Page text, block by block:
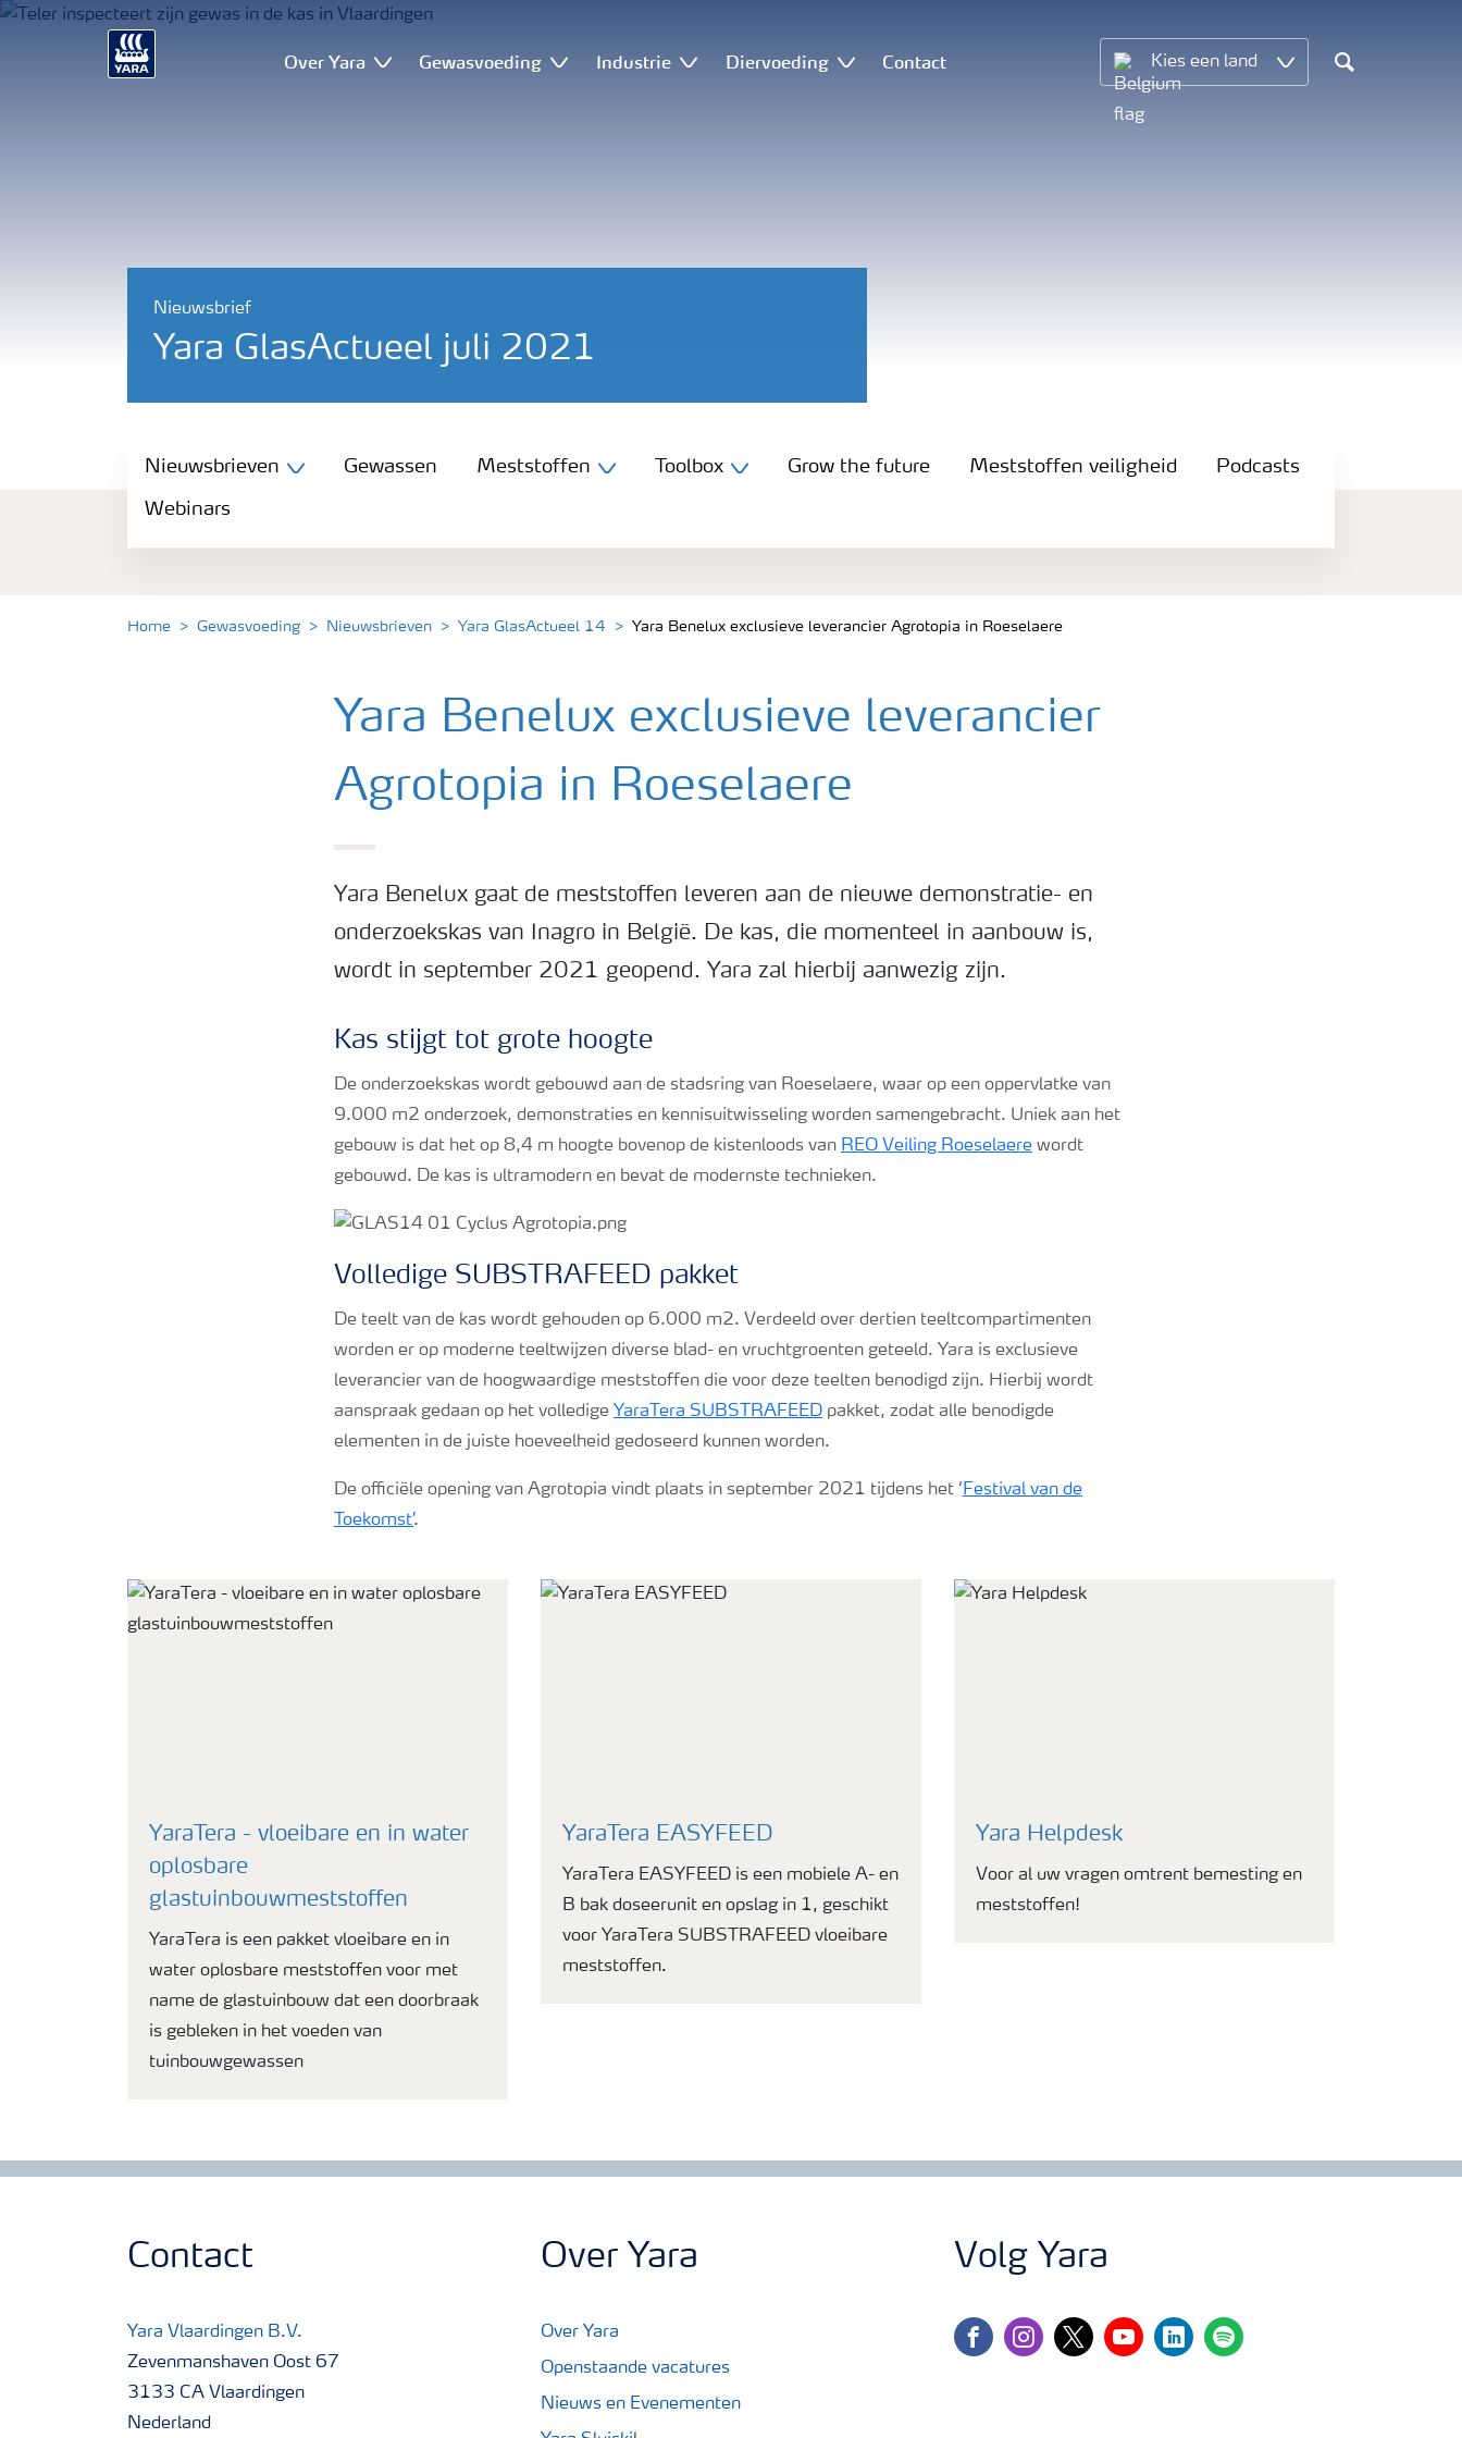
Over Yara Gewasvoeding Industrie Diervoeding Contact Kies een land
Search
Nieuwsbrief
Yara GlasActueel juli 2021
Gewassen
Nieuwsbrieven Gewassen Meststoffen Toolbox Grow the future Meststoffen veiligheid Podcasts
Webinars
Home Gewasvoeding Nieuwsbrieven Yara GlasActueel 14 Yara Benelux exclusieve leverancier Agrotopia in Roeselaere
Yara Benelux exclusieve leverancier
Agrotopia in Roeselaere
Yara Benelux gaat de meststoffen leveren aan de nieuwe demonstratie- en
onderzoekskas van Inagro in België. De kas, die momenteel in aanbouw is,
wordt in september 2021 geopend. Yara zal hierbij aanwezig zijn.
Kas stijgt tot grote hoogte
De onderzoekskas wordt gebouwd aan de stadsring van Roeselaere, waar op een oppervlatke van
9.000 m2 onderzoek, demonstraties en kennisuitwisseling worden samengebracht. Uniek aan het
gebouw is dat het op 8,4 m hoogte bovenop de kistenloods van REO Veiling Roeselaere wordt
gebouwd. De kas is ultramodern en bevat de modernste technieken.
Volledige SUBSTRAFEED pakket
De teelt van de kas wordt gehouden op 6.000 m2. Verdeeld over dertien teeltcompartimenten
worden er op moderne teeltwijzen diverse blad- en vruchtgroenten geteeld. Yara is exclusieve
leverancier van de hoogwaardige meststoffen die voor deze teelten benodigd zijn. Hierbij wordt
aanspraak gedaan op het volledige YaraTera SUBSTRAFEED pakket, zodat alle benodigde
elementen in de juiste hoeveelheid gedoseerd kunnen worden.
De officiële opening van Agrotopia vindt plaats in september 2021 tijdens het ‘Festival van de
Toekomst’.
YaraTera - vloeibare en in water
oplosbare
glastuinbouwmeststoffen
YaraTera is een pakket vloeibare en in
water oplosbare meststoffen voor met
name de glastuinbouw dat een doorbraak
is gebleken in het voeden van
tuinbouwgewassen
YaraTera EASYFEED
YaraTera EASYFEED is een mobiele A- en
B bak doseerunit en opslag in 1, geschikt
voor YaraTera SUBSTRAFEED vloeibare
meststoffen.
Yara Helpdesk
Voor al uw vragen omtrent bemesting en
meststoffen!
Contact
Yara Vlaardingen B.V.
Zevenmanshaven Oost 67
3133 CA Vlaardingen
Nederland
Over Yara
Over Yara
Openstaande vacatures
Nieuws en Evenementen
Volg Yara
facebookinstagram
twitteryoutubelinkedinspotify